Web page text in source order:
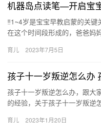
机器岛点读笔—开启宝
‼1~4岁是宝宝早教启蒙的关
在这个时间段形成的，爸爸妈
育儿 2023年7月5日
孩子十一岁叛逆怎么办
孩子十一岁叛逆怎么办，跟大
的经验，关于孩子十一岁叛逆
育儿 2023年1月20日